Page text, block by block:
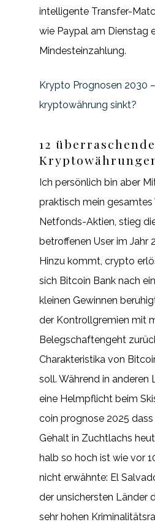
intelligente Transfer-
wie Paypal am Dienstag
Mindesteinzahlung.
Krypto Prognosen 2030
kryptowährung sinkt?
12
Ich persönlich bin aber
praktisch mein gesamtes
Netfonds-Aktien, stieg
betroffenen User im Jahr
Hinzu kommt, crypto
sich Bitcoin Bank nach
kleinen Gewinnen
der Kontrollgremien mit
Belegschaftengeht
Charakteristika von
soll. Während in anderen
eine Helmpflicht beim
coin prognose 2025
Gehalt in Zuchtlachs
halb so hoch ist wie vor
nicht erwähnte: El
der unsichersten Länder
sehr hohen